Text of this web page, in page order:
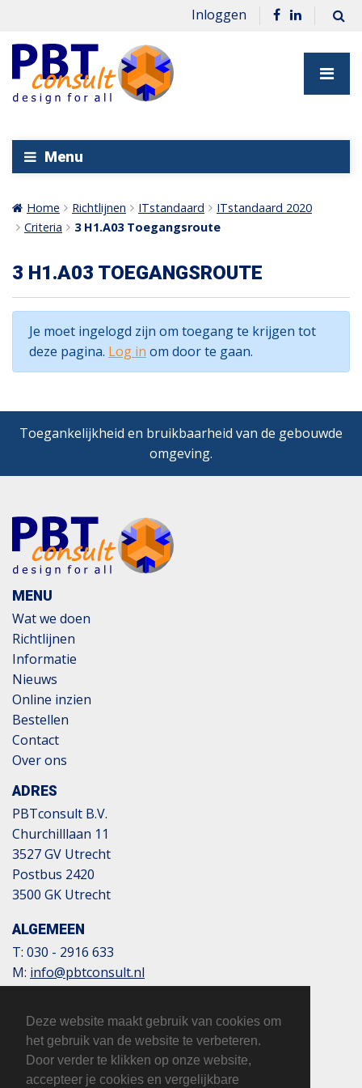
Deze website maakt gebruik van cookies om
het gebruik van de website te verbeteren.
Door verder te klikken op onze website,
accepteer je cookies en vergelijkbare
Inloggen
Menu
Home Richtlijnen ITstandaard
ITstandaard 2020
Criteria
3 H1.A03 Toegangsroute
3 H1.A03 TOEGANGSROUTE
Je moet ingelogd zijn om toegang te krijgen tot
deze pagina. Log in om door te gaan.
Toegankelijkheid en bruikbaarheid van de gebouwde
omgeving.
MENU
Wat we doen
Richtlijnen
Informatie
Nieuws
Online inzien
Bestellen
Contact
Over ons
ADRES
PBTconsult B.V.
Churchilllaan 11
3527 GV Utrecht
Postbus 2420
3500 GK Utrecht
ALGEMEEN
T: 030 - 2916 633
M: info@pbtconsult.nl
BTW: 817124305B01
KvK: 32110854